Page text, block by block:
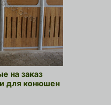
на заказ
для конюшен